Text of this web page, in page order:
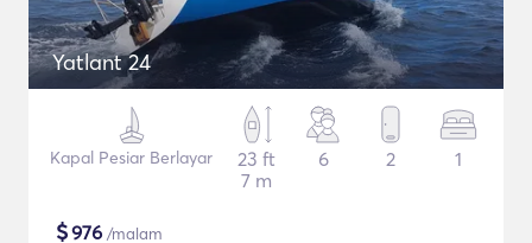
Yatlant 24
Kapal Pesiar Berlayar
23 ft
7 m
6 2 1
$976 /malam